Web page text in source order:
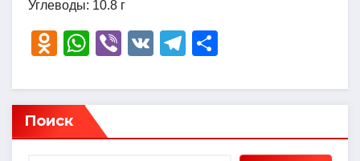
Углеводы: 10.8 г
O
n
o
kl
W
at
s
A
Vi
er
V
T
e
a
р
в
Поиск